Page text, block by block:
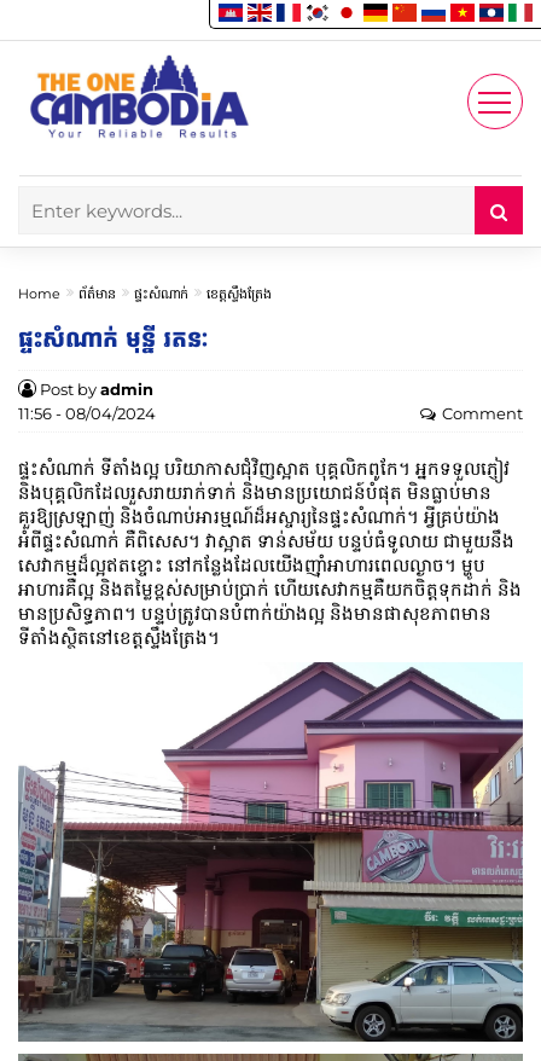
Account
Enjoy
Home ព័ត៌មាន ផ្ទះសំណាក់ ខេត្តស្ទឹងត្រែង
ផ្ទះសំណាក់ មុន្នី រតនៈ
Post byadmin
11:56 - 08/04/2024
Comment
ផ្ទះសំណាក់​ ទីតាំងល្អ បរិយាកាសជុំវិញស្អាត បុគ្គលិកពូកែ។ អ្នកទទួលភ្ញៀវ
និងបុគ្គលិកដែលរួសរាយរាក់ទាក់ និងមានប្រយោជន៍បំផុត មិនធ្លាប់មាន
គួរឱ្យស្រឡាញ់ និងចំណាប់អារម្មណ៍ដ៏អស្ចារ្យនៃផ្ទះ​សំណាក់។ អ្វីគ្រប់យ៉ាង
អំពីផ្ទះ​សំណាក់​ គឺពិសេស។ វាស្អាត ទាន់សម័យ បន្ទប់ធំទូលាយ ជាមួយនឹង
សេវាកម្មដ៏ល្អឥតខ្ចោះ នៅកន្លែងដែលយើងញ៉ាំអាហារពេលល្ងាច។ ម្ហូប​
អាហារ​គឺ​ល្អ និង​តម្លៃ​ខ្ពស់​សម្រាប់​ប្រាក់ ហើយ​សេវាកម្ម​គឺ​យក​ចិត្ត​ទុក​ដាក់ និង​
មាន​ប្រសិទ្ធភាព។ បន្ទប់ត្រូវបានបំពាក់យ៉ាងល្អ និងមានផាសុខភាពមាន
ទីតាំងស្ថិតនៅខេត្តស្ទឹងត្រែង។